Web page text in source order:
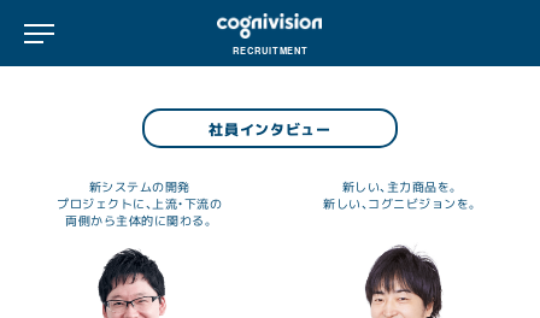
RECRUITMENT
ナビゲーションを開く
社員インタビュー
新システムの開発
プロジェクトに、上流・下流の
両側から主体的に関わる。
新しい、主力商品を。
新しい、コグニビジョンを。